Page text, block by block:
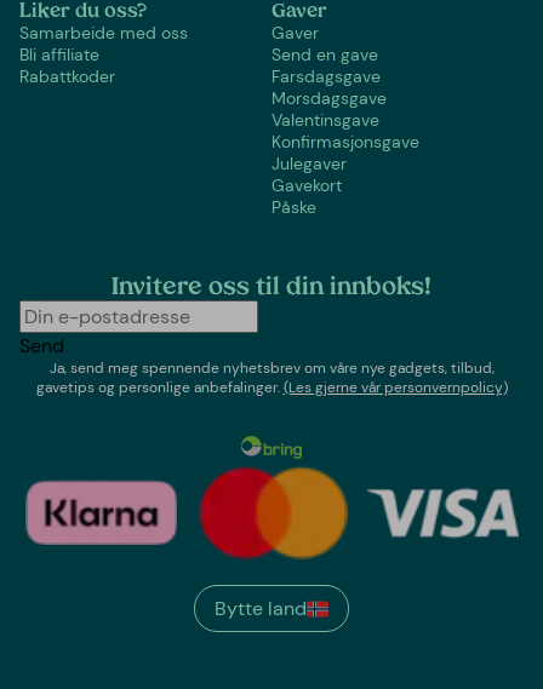
Liker du oss?
Samarbeide med oss
Bli affiliate
Rabattkoder
Gaver
Gaver
Send en gave
Farsdagsgave
Morsdagsgave
Valentinsgave
Konfirmasjonsgave
Julegaver
Gavekort
Påske
Invitere oss til din innboks!
Send
Ja, send meg spennende nyhetsbrev om våre nye gadgets, tilbud,
gavetips og personlige anbefalinger.(Les gjerne vår personvernpolicy)
Bytte land